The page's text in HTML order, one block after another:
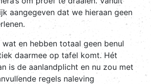
aangegeven dat we hieraan geen
en hebben totaal geen benul
daarmee op tafel komt. Hét
is de aanlandplicht en nu zou met
regels naleving